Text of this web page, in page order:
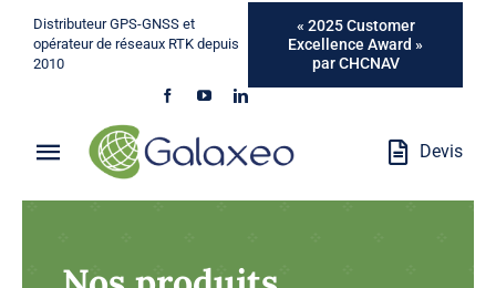
Passer
contenu
Distributeur GPS-GNSS et
opérateur de réseaux RTK depuis
2010
« 2025 Customer
Excellence Award »
par CHCNAV
Toggle
Navigation
Métiers
Devis